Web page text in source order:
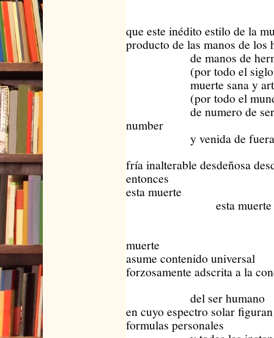
que este inédito estilo de la
producto de las manos de los
de manos de
(por todo el
muerte sana y
(por todo el
de numero de serie
number
y venida de fuera o
fría inalterable desdeñosa
entonces
esta muerte
esta muerte
muerte
asume contenido universal
forzosamente adscrita a la
del ser humano
en cuyo espectro solar
formulas personales